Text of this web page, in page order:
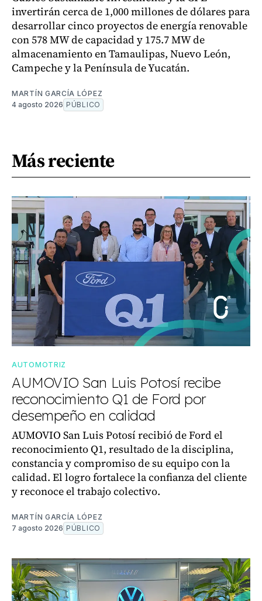
invertirán cerca de 1,000 millones de dólares para
desarrollar cinco proyectos de energía renovable
con 578 MW de capacidad y 175.7 MW de
almacenamiento en Tamaulipas, Nuevo León,
Campeche y la Península de Yucatán.
MARTÍN GARCÍA LÓPEZ
4 agosto 2026 PÚBLICO
Más reciente
AUTOMOTRIZ
AUMOVIO San Luis Potosí recibe
reconocimiento Q1 de Ford por
desempeño en calidad
AUMOVIO San Luis Potosí recibió de Ford el
reconocimiento Q1, resultado de la disciplina,
constancia y compromiso de su equipo con la
calidad. El logro fortalece la confianza del cliente
y reconoce el trabajo colectivo.
MARTÍN GARCÍA LÓPEZ
7 agosto 2026 PÚBLICO